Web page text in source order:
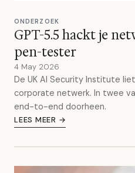
ONDERZOEK
GPT-5.5 hackt je
pen-tester
4 May 2026
De UK AI Security Institute
corporate netwerk. In twee
end-to-end doorheen.
LEES MEER →